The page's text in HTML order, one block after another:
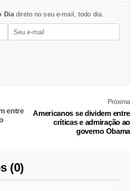
Dia direto no seu e-mail, todo dia.
entre
Próxima
Americanos se dividem entre
críticas e admiração ao
governo Obama
(0)